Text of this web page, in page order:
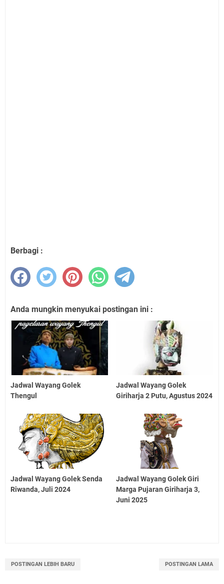
Berbagi :
Anda mungkin menyukai postingan ini :
Jadwal Wayang Golek
Thengul
Jadwal Wayang Golek
Giriharja 2 Putu, Agustus 2024
Jadwal Wayang Golek Senda
Riwanda, Juli 2024
Jadwal Wayang Golek Giri
Marga Pujaran Giriharja 3,
Juni 2025
POSTINGAN LEBIH BARU POSTINGAN LAMA